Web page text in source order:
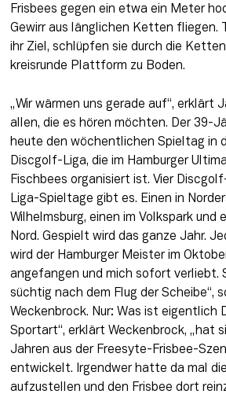
Frisbees gegen ein etwa ein Meter
Gewirr aus länglichen Ketten fliegen.
ihr Ziel, schlüpfen sie durch die
kreisrunde Plattform zu Boden.
„Wir wärmen uns gerade auf“, erklärt
allen, die es hören möchten. Der 39-
heute den wöchentlichen Spieltag in
Discgolf-Liga, die im Hamburger
Fischbees organisiert ist. Vier
Liga-Spieltage gibt es. Einen in
Wilhelmsburg, einen im Volkspark und
Nord. Gespielt wird das ganze Jahr.
wird der Hamburger Meister im
angefangen und mich sofort verliebt.
süchtig nach dem Flug der Scheibe“,
Weckenbrock. Nur: Was ist eigentlich
Sportart“, erklärt Weckenbrock, „hat
Jahren aus der Freesyte-Frisbee-
entwickelt. Irgendwer hatte da mal
aufzustellen und den Frisbee dort